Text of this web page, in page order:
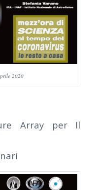
2020
Array per Il